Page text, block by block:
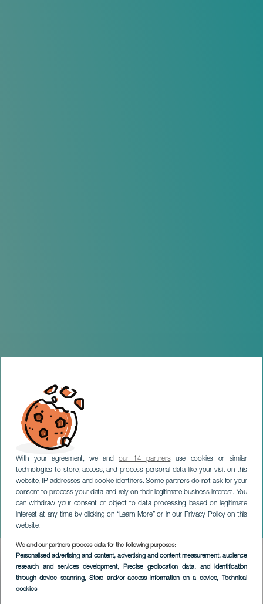
With your agreement, we andour 14 partnersuse cookies or similar
technologies to store, access, and process personal data like your visit on this
website, IP addresses and cookie identifiers. Some partners do not ask for your
consent to process your data and rely on their legitimate business interest. You
can withdraw your consent or object to data processing based on legitimate
interest at any time by clicking on “Learn More” or in our Privacy Policy on this
website.
We and our partners process data for the following purposes:
Personalised advertising and content, advertising and content measurement, audience
research and services development, Precise geolocation data, and identification
through device scanning, Store and/or access information on a device, Technical
cookies
Mamíferas. La Teta de la
Diosa
GRAN CANARIA
Imagen
Listado